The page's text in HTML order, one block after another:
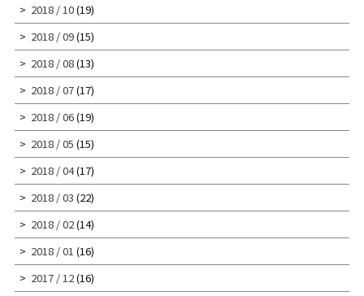
2018 / 10(19)
2018 / 09(15)
2018 / 08(13)
2018 / 07(17)
2018 / 06(19)
2018 / 05 (15)
2018 / 04(17)
2018 / 03 (22)
2018 / 02(14)
2018 / 01 (16)
2017 / 12(16)